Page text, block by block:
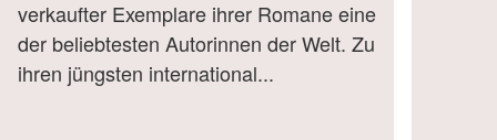
verkaufter Exemplare ihrer Romane eine
der beliebtesten Autorinnen der Welt. Zu
ihren jüngsten international...